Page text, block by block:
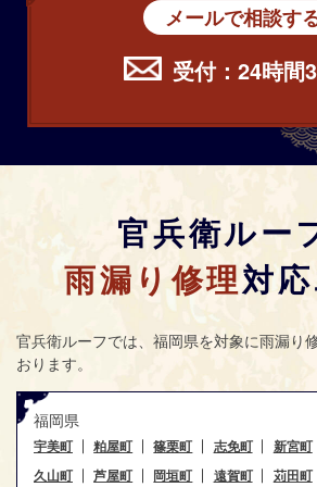
メールで相談す
受付：24時間
官兵衛ルー
雨漏り修理対
官兵衛ルーフでは、福岡県を対象に雨漏り
おります。
福岡県
宇美町 粕屋町 篠栗町 志免町 新宮町
久山町
芦屋町 岡垣町 遠賀町 苅田町